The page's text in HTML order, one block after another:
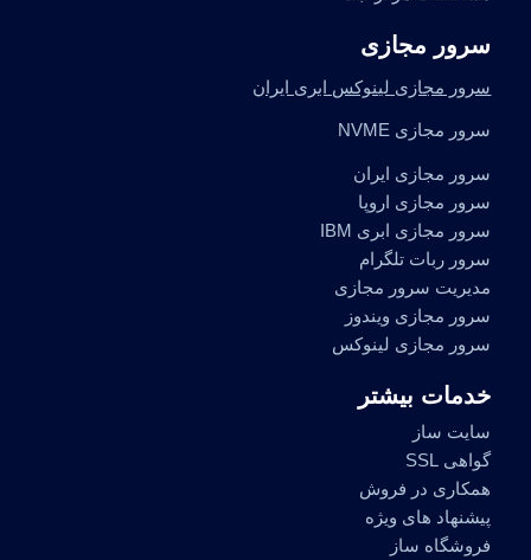
سرور مجازی
سرور مجازی لینوکس ابری ایران
سرور مجازی NVME
سرور مجازی ایران
سرور مجازی اروپا
سرور مجازی ابری IBM
سرور ربات تلگرام
مدیریت سرور مجازی
سرور مجازی ویندوز
سرور مجازی لینوکس
خدمات بیشتر
سایت ساز
گواهی SSL
همکاری در فروش
پیشنهاد های ویژه
فروشگاه ساز